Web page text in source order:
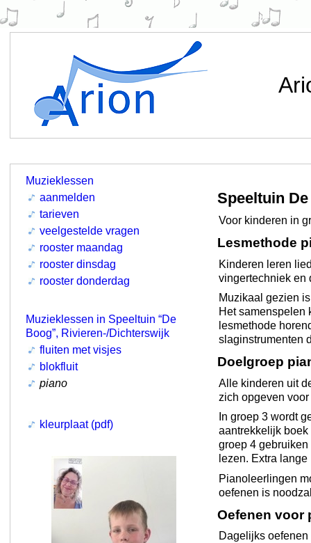
Muzieklessen
aanmelden
tarieven
veelgestelde vragen
rooster maandag
rooster dinsdag
rooster donderdag
Muzieklessen in Speeltuin “De
Boog”, Rivieren-/Dichterswijk
fluiten met visjes
blokfluit
piano
kleurplaat (pdf)
Speeltuin
Voor kinderen in
Lesmethode
Kinderen leren
vingertechniek en
Muzikaal gezien
Het samenspelen
lesmethode
slaginstrumenten
Doelgroep
Alle kinderen uit
zich opgeven
In groep 3 wordt
aantrekkelijk boek
groep 4
lezen. Extra
Pianoleerlingen
oefenen is
Oefenen voor
Dagelijks